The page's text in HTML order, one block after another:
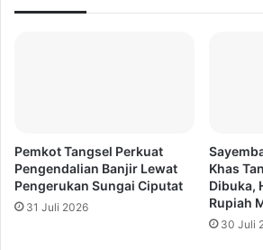
Pemkot Tangsel Perkuat
Pengendalian Banjir Lewat
Pengerukan Sungai Ciputat
31 Juli 2026
Khas
Dibuka,
Rupiah
30 Juli